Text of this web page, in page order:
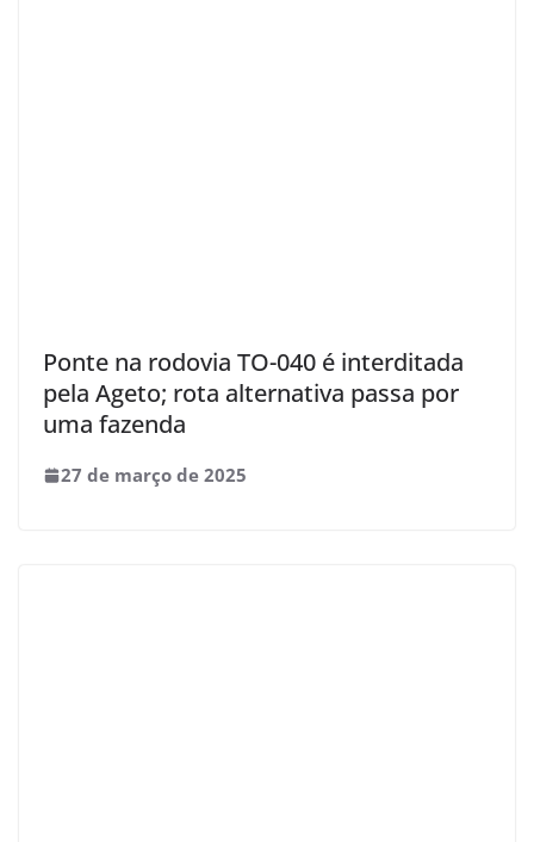
Ponte na rodovia TO-040 é interditada
pela Ageto; rota alternativa passa por
uma fazenda
27 de março de 2025